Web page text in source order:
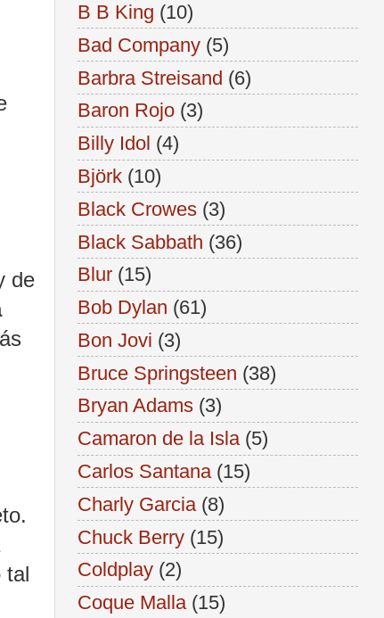
de
tal
B B King (10)
Bad Company (5)
Barbra Streisand (6)
Baron Rojo (3)
Billy Idol (4)
Björk (10)
Black Crowes (3)
Black Sabbath (36)
Blur (15)
Bob Dylan (61)
Bon Jovi (3)
Bruce Springsteen (38)
Bryan Adams (3)
Camaron de la Isla (5)
Carlos Santana (15)
Charly Garcia (8)
Chuck Berry (15)
Coldplay (2)
Coque Malla (15)